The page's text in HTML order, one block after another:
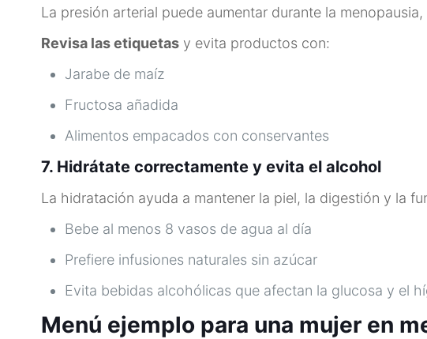
La presión arterial puede aumentar durante la
Revisa las etiquetas y evita productos con:
Jarabe de maíz
Fructosa añadida
Alimentos empacados con conservantes
7. Hidrátate correctamente y evita el alcohol
La hidratación ayuda a mantener la piel, la digestión y la
Bebe al menos 8 vasos de agua al día
Prefiere infusiones naturales sin azúcar
Evita bebidas alcohólicas que afectan la glucosa y el
Menú ejemplo para una mujer en